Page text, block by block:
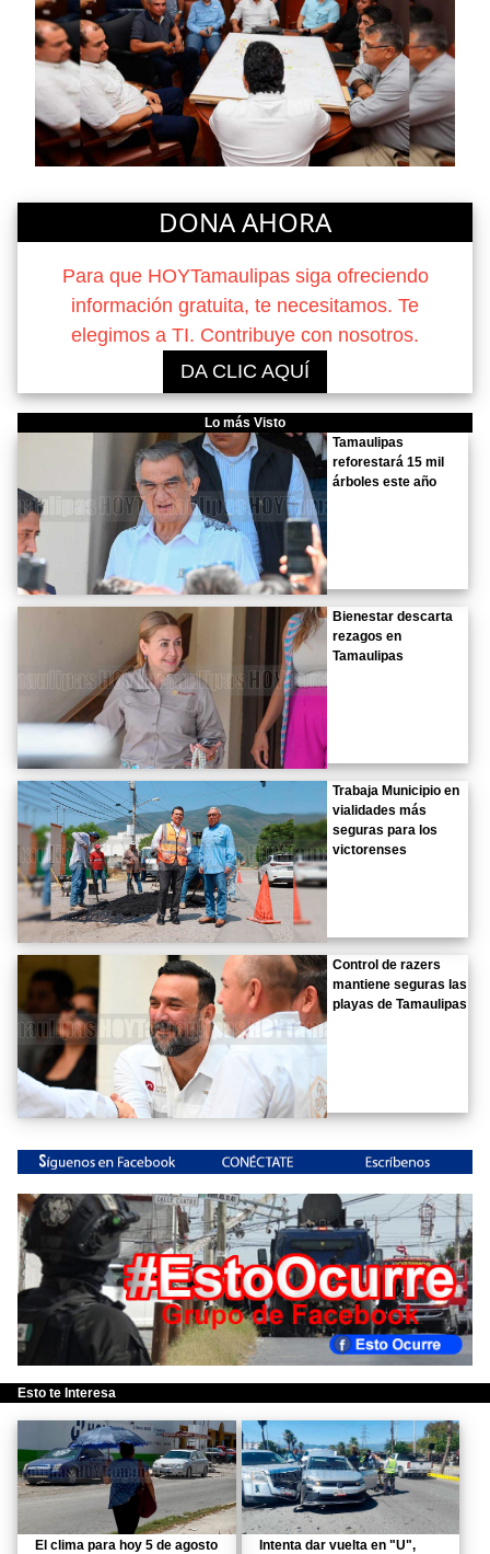
DONA AHORA
Para que HOYTamaulipas siga ofreciendo
información gratuita, te necesitamos. Te
elegimos a TI. Contribuye con nosotros.
DA CLIC AQUÍ
Lo más Visto
Tamaulipas
reforestará 15 mil
árboles este año
Bienestar descarta
rezagos en
Tamaulipas
Trabaja Municipio en
vialidades más
seguras para los
victorenses
Control de razers
mantiene seguras las
playas de Tamaulipas
Esto te Interesa
El clima para hoy 5 de agosto
Intenta dar vuelta en "U",